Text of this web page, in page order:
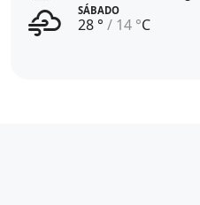
SÁBADO
28 ° 14 °C